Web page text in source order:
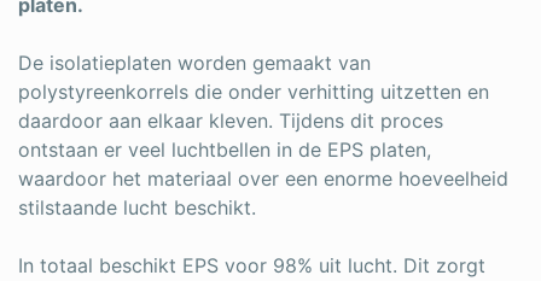
platen.
De isolatieplaten worden gemaakt van
polystyreenkorrels die onder verhitting uitzetten en
daardoor aan elkaar kleven. Tijdens dit proces
ontstaan er veel luchtbellen in de EPS platen,
waardoor het materiaal over een enorme hoeveelheid
stilstaande lucht beschikt.
In totaal beschikt EPS voor 98% uit lucht. Dit zorgt